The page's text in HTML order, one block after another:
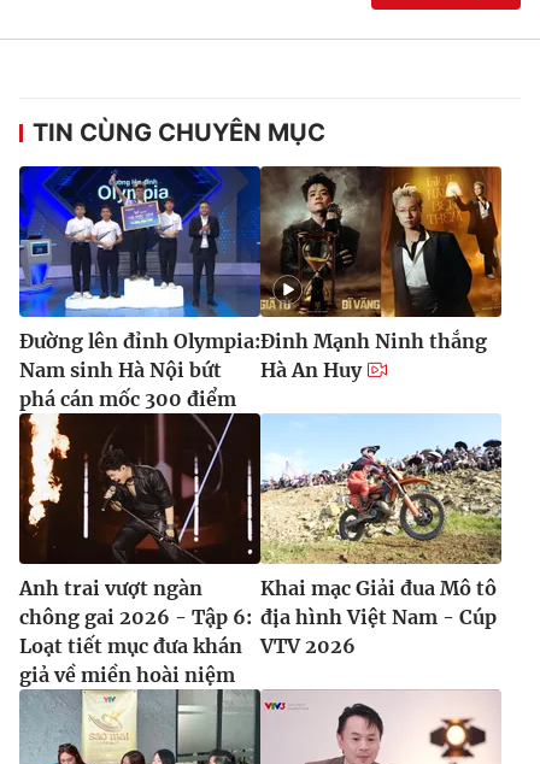
TIN CÙNG CHUYÊN MỤC
Đường lên đỉnh Olympia:
Nam sinh Hà Nội bứt
phá cán mốc 300 điểm
Đinh Mạnh Ninh thắng
Hà An Huy
Anh trai vượt ngàn
chông gai 2026 - Tập 6:
Loạt tiết mục đưa khán
giả về miền hoài niệm
Khai mạc Giải đua Mô tô
địa hình Việt Nam - Cúp
VTV 2026